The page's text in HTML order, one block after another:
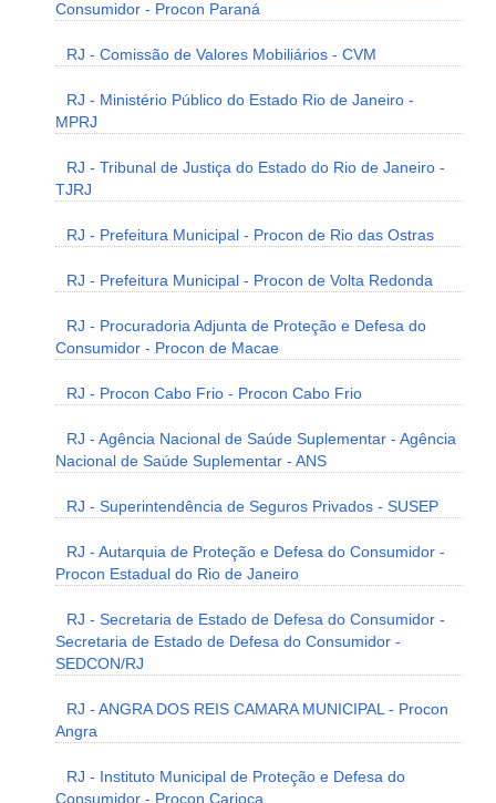
Consumidor - Procon Paraná
RJ - Comissão de Valores Mobiliários - CVM
RJ - Ministério Público do Estado Rio de Janeiro -
MPRJ
RJ - Tribunal de Justiça do Estado do Rio de Janeiro -
TJRJ
RJ - Prefeitura Municipal - Procon de Rio das Ostras
RJ - Prefeitura Municipal - Procon de Volta Redonda
RJ - Procuradoria Adjunta de Proteção e Defesa do
Consumidor - Procon de Macae
RJ - Procon Cabo Frio - Procon Cabo Frio
RJ - Agência Nacional de Saúde Suplementar - Agência
Nacional de Saúde Suplementar - ANS
RJ - Superintendência de Seguros Privados - SUSEP
RJ - Autarquia de Proteção e Defesa do Consumidor -
Procon Estadual do Rio de Janeiro
RJ - Secretaria de Estado de Defesa do Consumidor -
Secretaria de Estado de Defesa do Consumidor -
SEDCON/RJ
RJ - ANGRA DOS REIS CAMARA MUNICIPAL - Procon
Angra
RJ - Instituto Municipal de Proteção e Defesa do
Consumidor - Procon Carioca